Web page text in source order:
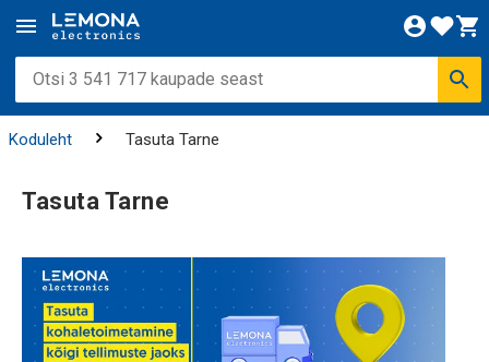
Koduleht Tasuta Tarne
Tasuta Tarne